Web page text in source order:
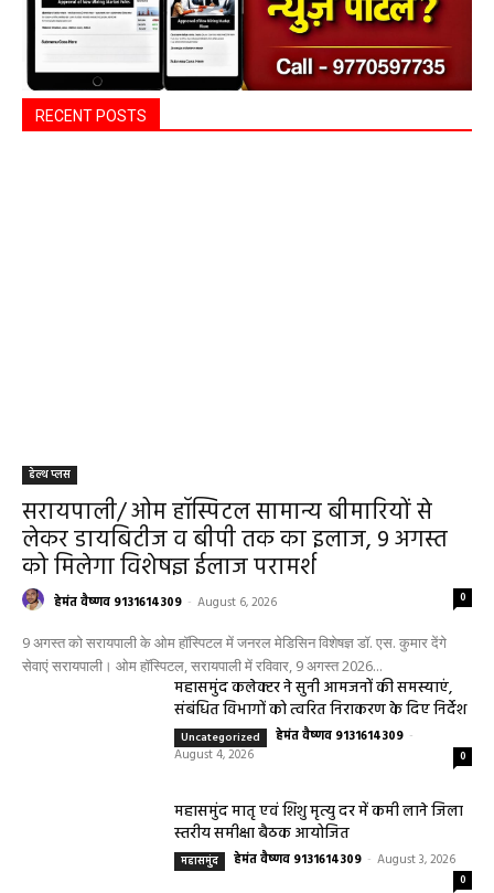
RECENT POSTS
हेल्थ प्लस
सरायपाली/ ओम हॉस्पिटल सामान्य बीमारियों से
लेकर डायबिटीज व बीपी तक का इलाज, 9 अगस्त
को मिलेगा विशेषज्ञ ईलाज परामर्श
हेमंत वैष्णव 9131614309 - August 6, 2026 0
9 अगस्त को सरायपाली के ओम हॉस्पिटल में जनरल मेडिसिन विशेषज्ञ डॉ. एस. कुमार देंगे
सेवाएं सरायपाली। ओम हॉस्पिटल, सरायपाली में रविवार, 9 अगस्त 2026...
महासमुंद कलेक्टर ने सुनी आमजनों की समस्याएं,
संबंधित विभागों को त्वरित निराकरण के दिए निर्देश
Uncategorized हेमंत वैष्णव 9131614309 -
August 4, 2026
0
महासमुंद मातृ एवं शिशु मृत्यु दर में कमी लाने जिला
स्तरीय समीक्षा बैठक आयोजित
महासमुंद हेमंत वैष्णव 9131614309 - August 3, 2026
0